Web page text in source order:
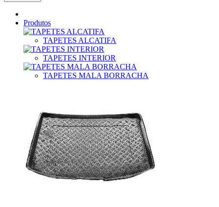
Produtos
TAPETES ALCATIFA
TAPETES INTERIOR
TAPETES MALA BORRACHA